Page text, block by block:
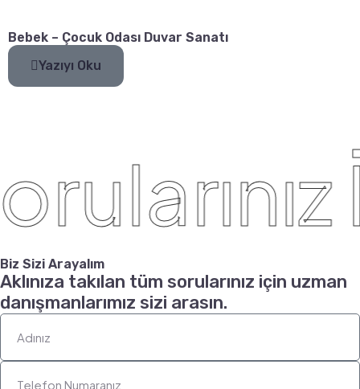
Bebek – Çocuk Odası Duvar Sanatı
Yazıyı Oku
Biz Sizi Arayalım
Aklınıza takılan tüm sorularınız için uzman
danışmanlarımız sizi arasın.